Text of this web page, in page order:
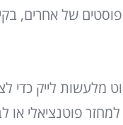
של אחרים,
מלעשות לייק
פוטנציאלי או